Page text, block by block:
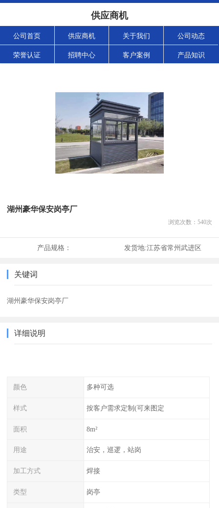
供应商机
公司首页 供应商机 关于我们 公司动态
荣誉认证 招聘中心 客户案例 产品知识
湖州豪华保安岗亭厂
浏览次数： 540次
产品规格： 发货地:江苏省常州武进区
关键词
湖州豪华保安岗亭厂
详细说明
颜色 多种可选
样式 按客户需求定制(可来图定
面积 8m²
用途 治安，巡逻，站岗
加工方式 焊接
类型 岗亭